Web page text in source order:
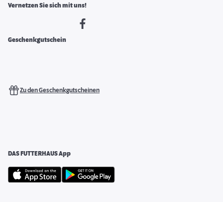
Vernetzen Sie sich mit uns!
Geschenkgutschein
Zu den Geschenkgutscheinen
DAS FUTTERHAUS App